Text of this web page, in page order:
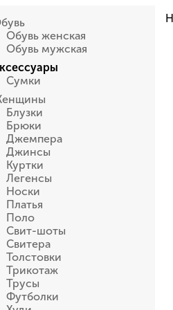
Обувь женская
Обувь мужская
Сумки
Блузки
Брюки
Джемпера
Джинсы
Куртки
Легенсы
Носки
Платья
Поло
Свит-шоты
Свитера
Толстовки
Трикотаж
Трусы
Футболки